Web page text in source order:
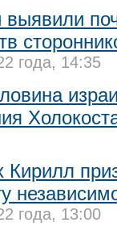
выявили
года, 14:35
Кирилл
года, 13:00